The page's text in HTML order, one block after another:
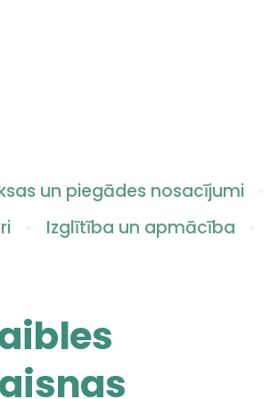
un piegādes nosacījumi
Izglītība un apmācība